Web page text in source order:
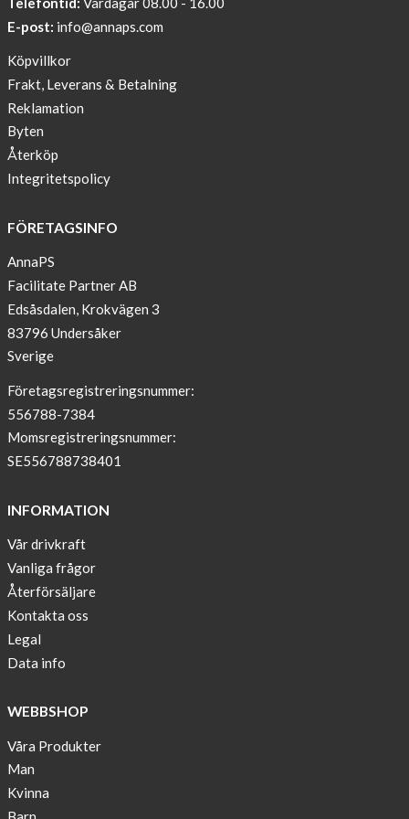
undisturbed
Blogger
on
AnnaPS.com
Report
from
congress
in
Paris
OFFER
!
–
T-
shirt
pockets
and
sleeves
Anna
Sjöberg
nominated
as
one
of
in
Lyfebulb
2016
E-post: info@annaps.com
Köpvillkor
Frakt, Leverans & Betalning
Reklamation
Byten
Återköp
Integritetspolicy
FÖRETAGSINFO
AnnaPS
Facilitate Partner AB
Edsåsdalen, Krokvägen 3
83796 Undersåker
Sverige
Företagsregistreringsnummer:
556788-7384
Momsregistreringsnummer:
SE556788738401
INFORMATION
Vår drivkraft
Vanliga frågor
Återförsäljare
Kontakta oss
Legal
Data info
WEBBSHOP
Våra Produkter
Man
Kvinna